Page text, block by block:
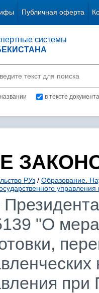
Публичная оферта
системы
в тексте документа
РУз / Образование.
"О
при